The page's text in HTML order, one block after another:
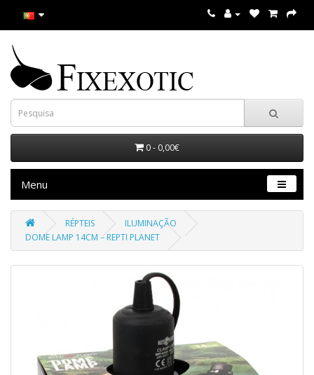
0 - 0,00€
Menu
RÉPTEIS
ILUMINAÇÃO
DOME LAMP 14CM – REPTI PLANET